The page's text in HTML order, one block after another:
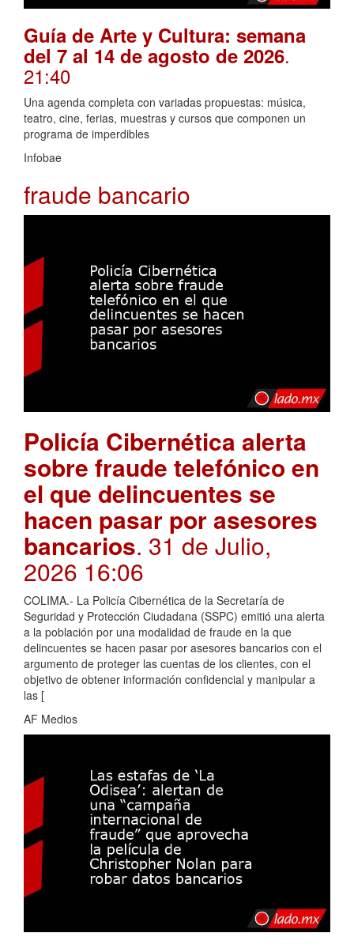
Guía de Arte y Cultura: semana
del 7 al 14 de agosto de 2026.
21:40
Una agenda completa con variadas propuestas: música,
teatro, cine, ferias, muestras y cursos que componen un
programa de imperdibles
Infobae
fraude bancario
Policía Cibernética alerta
sobre fraude telefónico en
el que delincuentes se
hacen pasar por asesores
bancarios. 31 de Julio,
2026 16:06
COLIMA.- La Policía Cibernética de la Secretaría de
Seguridad y Protección Ciudadana (SSPC) emitió una alerta
a la población por una modalidad de fraude en la que
delincuentes se hacen pasar por asesores bancarios con el
argumento de proteger las cuentas de los clientes, con el
objetivo de obtener información confidencial y manipular a
las [
AF Medios